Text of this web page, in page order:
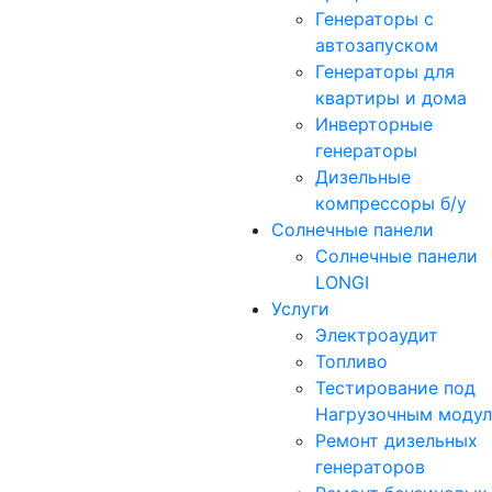
Генераторы с
автозапуском
Генераторы для
квартиры и дома
Инверторные
генераторы
Дизельные
компрессоры б/у
Солнечные панели
Солнечные панели
LONGI
Услуги
Электроаудит
Топливо
Тестирование под
Нагрузочным
Ремонт дизельных
генераторов